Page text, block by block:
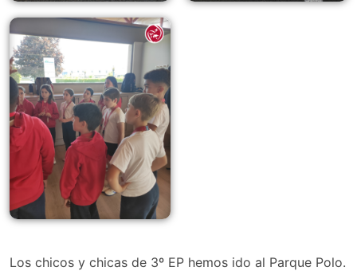
Los chicos y chicas de 3º EP hemos ido al Parque Polo.